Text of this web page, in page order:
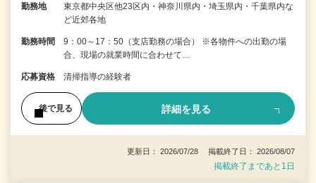
勤務地
東京都中央区他23区内・神奈川県内・埼玉県内・千葉県内な
ど近郊各地
勤務時間
9：00～17：50（支店勤務の場合） ※各物件への出勤の場
合、現場の就業時間に合わせて…
応募資格 清掃指導の経験者
後で見る 詳細を見る
更新日： 2026/07/28 掲載終了日： 2026/08/07
掲載終了まであと1日